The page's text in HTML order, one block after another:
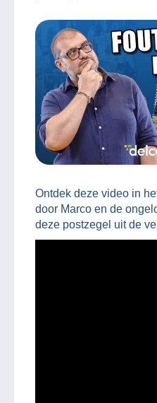
Ontdek deze video in
door Marco en de
deze postzegel uit de